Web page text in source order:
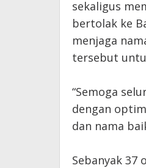
sekaligus
bertolak ke
menjaga
tersebut
‎“Semoga
dengan
dan nama
‎Sebanyak 37